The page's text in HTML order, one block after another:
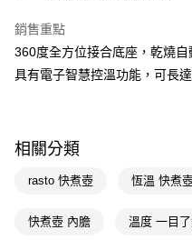
Google Pay
AFTEE先享後付
便利好安心！
２．便利：只要手機號碼，簡訊認
運送方式
宅配(廠商直送🚚)
宅配(離島廠商直送🚚)
銷售重點
360度全方位接合底座，乾燒
具有電子智慧控溫功能，可長
相關分類
rasto 快煮壺 恆溫 快煮
快煮壺 內膽 溫度 一目